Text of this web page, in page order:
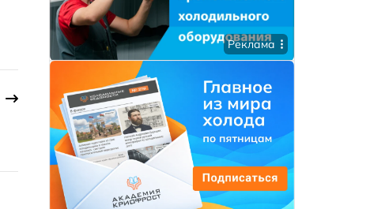
Реклама